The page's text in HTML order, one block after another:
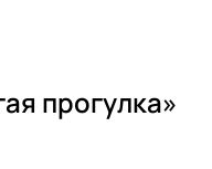
прогулка»